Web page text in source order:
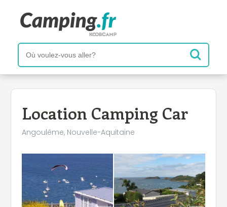
Location Camping Car
Angoulême, Nouvelle-Aquitaine